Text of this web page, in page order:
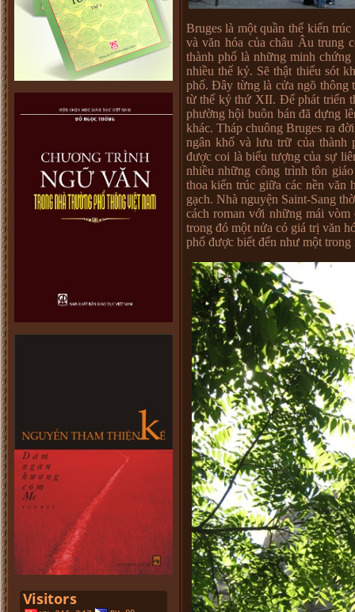
Bruges là một quần thể kiến
và văn hóa của châu Âu trung
thành phố là những minh
nhiều thế kỷ. Sẽ thật thiếu sót
phố. Đây từng là cửa ngõ thông
từ thế kỷ thứ XII. Để phát triển
phường hội buôn bán đã dựng
khác. Tháp chuông Bruges ra
ngân khố và lưu trữ của thành
được coi là biểu tượng của sự
nhiều những công trình tôn
thoa kiến trúc giữa các nền văn
gạch. Nhà nguyện Saint-Sang
cách roman với những mái
trong đó một nửa có giá trị văn
phố được biết đến như một